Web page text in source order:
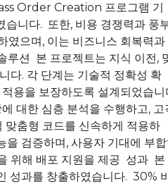
Order Creation 프로그램 기
습니다. 또한, 비용 경쟁력과 풍
였으며, 이는 비즈니스 회복력과
루션 본 프로젝트는 지식 이전,
다. 각 단계는 기술적 정확성 확
용을 보장하도록 설계되었습
대한 심층 분석을 수행하고, 고
춤형 코드를 신속하게 적용하
검증하며, 사용자 기대에 부
위해 배포 지원을 제공 성과 본
성과를 창출하였습니다. 30%